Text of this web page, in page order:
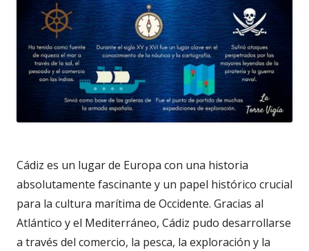
Cádiz es un lugar de Europa con una historia
absolutamente fascinante y un papel histórico crucial
para la cultura marítima de Occidente. Gracias al
Atlántico y el Mediterráneo, Cádiz pudo desarrollarse
a través del comercio, la pesca, la exploración y la